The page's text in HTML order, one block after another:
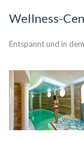
Wellness-
Entspannt und in